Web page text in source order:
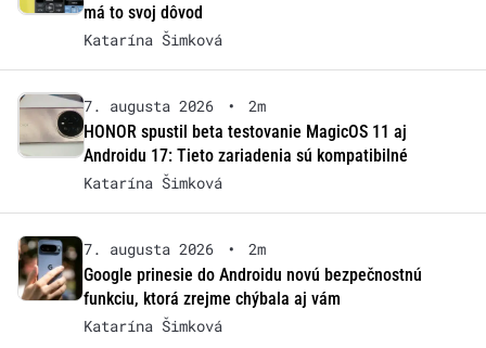
má to svoj dôvod
Katarína Šimková
7. augusta 2026 •
2m
HONOR spustil beta testovanie MagicOS 11 aj
Androidu 17: Tieto zariadenia sú kompatibilné
Katarína Šimková
7. augusta 2026 •
2m
Google prinesie do Androidu novú bezpečnostnú
funkciu, ktorá zrejme chýbala aj vám
Katarína Šimková